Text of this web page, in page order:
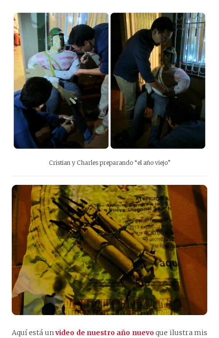
Cristian y Charles preparando “el año viejo”
Aquí está unvideo de nuestro año nuevoque ilustra mis